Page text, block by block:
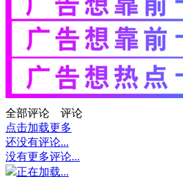
全部评论
评论
点击加载更多
还没有评论...
没有更多评论...
正在加载...